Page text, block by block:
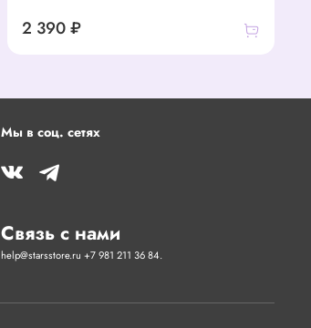
2 390 ₽
Мы в соц. сетях
Связь с нами
help@starsstore.ru +7 981 211 36 84.